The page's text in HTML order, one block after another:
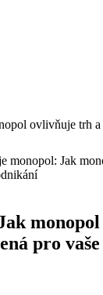
monopol: Jak
pro